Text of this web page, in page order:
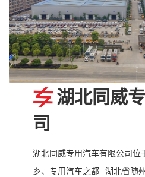
湖北同威
司
湖北同威专用汽车有限公司位
乡、专用汽车之都--湖北省随